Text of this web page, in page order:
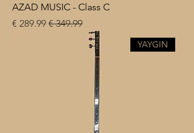
AZAD MUSIC - Class C
سعر عاديسعر البيع
YAYGIN